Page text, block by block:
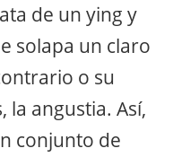
de un ying y
solapa un claro
o su
la angustia. Así,
conjunto de